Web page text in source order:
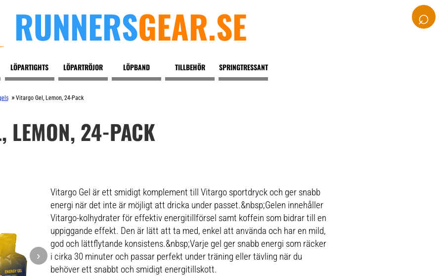
RUNNERSGEAR.SE ⌕
LÖPARTIGHTS LÖPARTRÖJOR LÖPBAND TILLBEHÖR SPRINGTRESSANT
» Vitargo Gel, Lemon, 24-Pack
LEMON, 24-PACK
›
Vitargo Gel är ett smidigt komplement till Vitargo sportdryck och ger snabb
energi när det inte är möjligt att dricka under passet.&nbsp;Gelen innehåller
Vitargo-kolhydrater för effektiv energitillförsel samt koffein som bidrar till en
uppiggande effekt. Den är lätt att ta med, enkel att använda och har en mild,
god och lättflytande konsistens.&nbsp;Varje gel ger snabb energi som räcker
i cirka 30 minuter och passar perfekt under träning eller tävling när du
behöver ett snabbt och smidigt energitillskott.